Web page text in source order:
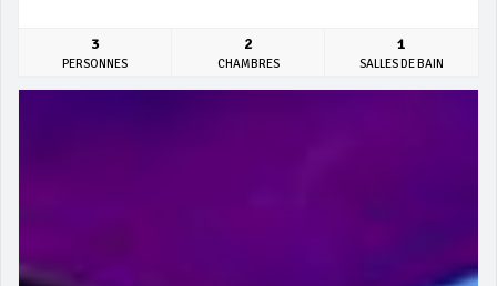
3
PERSONNES
2
CHAMBRES
1
SALLES DE BAIN